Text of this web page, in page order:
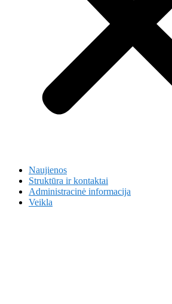
Naujienos
Struktūra ir kontaktai
Administracinė informacija
Veikla